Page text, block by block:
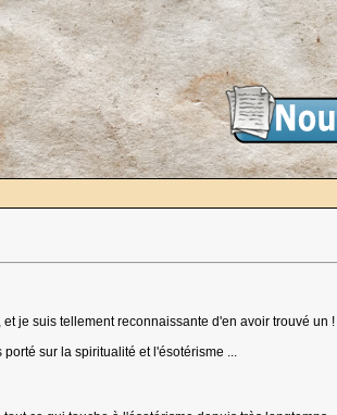
je suis tellement reconnaissante d'en avoir trouvé un !
sur la spiritualité et l'ésotérisme ...